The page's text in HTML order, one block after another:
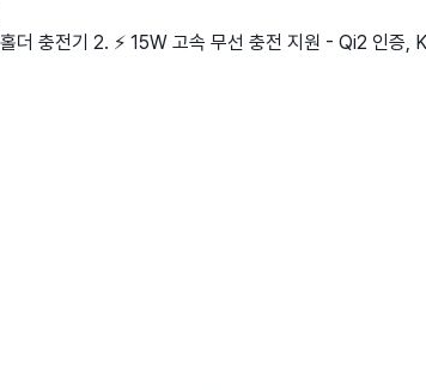
더 충전기 2. ⚡ 15W 고속 무선 충전 지원 - Qi2 인증